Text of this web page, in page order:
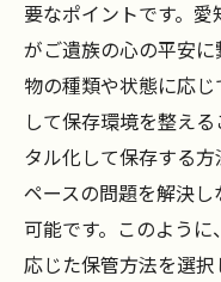
要なポイントです。
がご遺族の心の平安
物の種類や状態に応
して保存環境を整え
タル化して保存する
ペースの問題を解決
可能です。このよう
応じた保管方法を選